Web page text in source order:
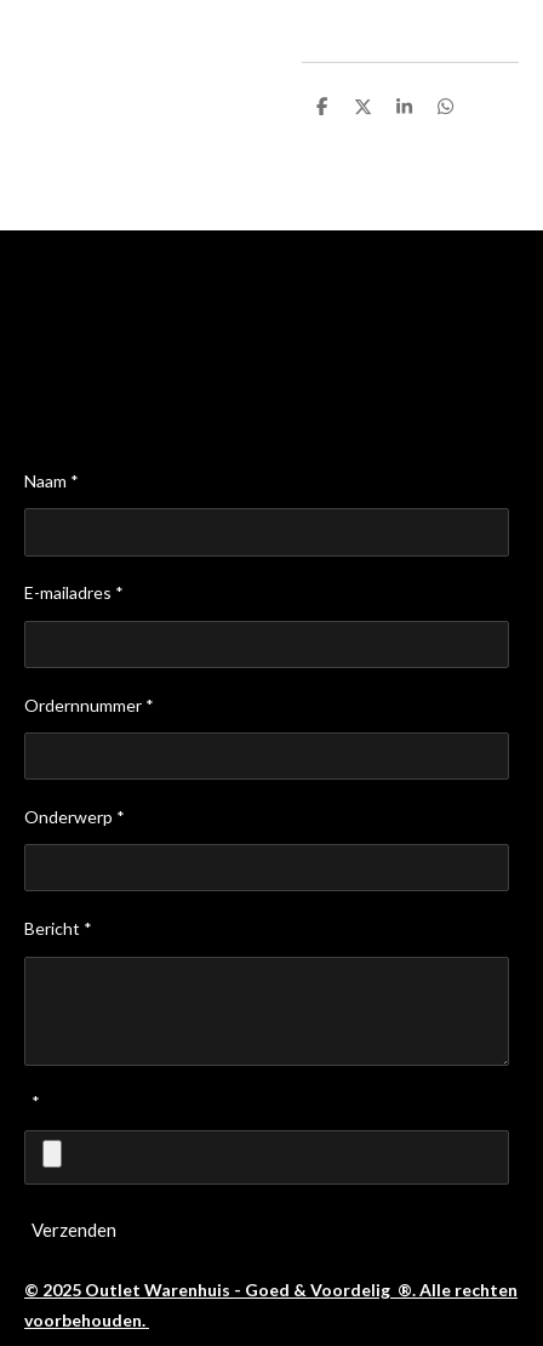
D
D
S
D
Naam *
E-mailadres *
Ordernnummer *
Onderwerp *
Bericht *
*
Verzenden
© 2025 Outlet Warenhuis - Goed & Voordelig ®. Alle rechten
voorbehouden.